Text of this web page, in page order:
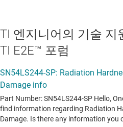
TI 엔지니어의 기술 지
TI E2E™ 포럼